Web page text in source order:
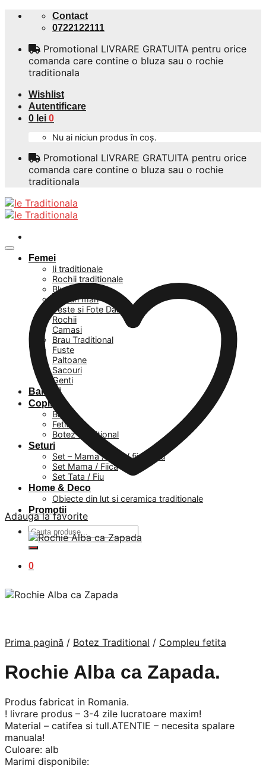
Skip
Contact
0722122111
Promotional LIVRARE GRATUITA pentru orice
comanda care contine o bluza sau o rochie
traditionala
Wishlist
Autentificare
0 lei 0
Nu ai niciun produs în coș.
Promotional LIVRARE GRATUITA pentru orice
comanda care contine o bluza sau o rochie
traditionala
Femei
Ii traditionale
Rochii traditionale
Bluze
Masuri mari
Veste si Fote Dama
Rochii
Camasi
Brau Traditional
Fuste
Paltoane
Sacouri
Genti
Barbati
Copii
Baieti
Fetite
Botez Traditional
Seturi
Set – Mama / Tata / fiica / fiu
Set Mama / Fiica
Set Tata / Fiu
Home & Deco
Obiecte din lut si ceramica traditionale
Promotii
Caută
după:
0
Adauga la favorite
Prima pagină / Botez Traditional / Compleu fetita
Rochie Alba ca Zapada.
Produs fabricat in Romania.
! livrare produs – 3-4 zile lucratoare maxim!
Material – catifea si tull.ATENTIE – necesita spalare
manuala!
Culoare: alb
Marimi disponibile: